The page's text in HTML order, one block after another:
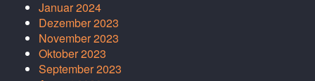
Januar 2024
Dezember 2023
November 2023
Oktober 2023
September 2023